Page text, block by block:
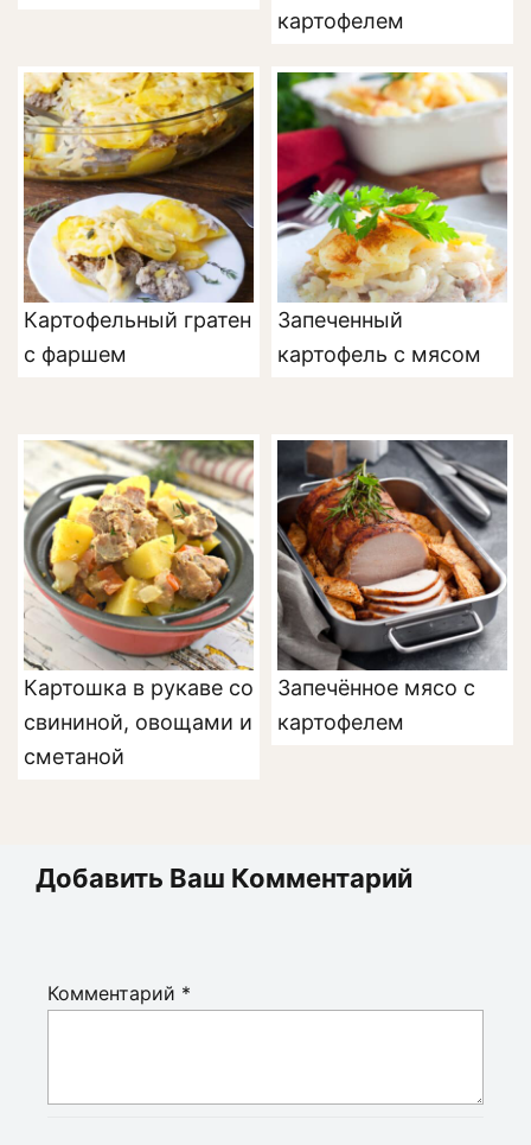
картофелем
Картофельный гратен
с фаршем
Запеченный
картофель с мясом
Картошка в рукаве со
свининой, овощами и
сметаной
Запечённое мясо с
картофелем
Добавить Ваш Комментарий
Комментарий *